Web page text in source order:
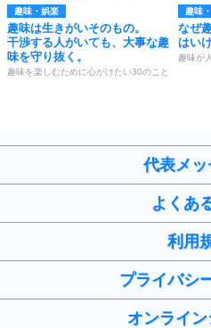
趣味・娯楽
趣味は生きがいそのもの。
干渉する人がいても、大事な趣
味を守り抜く。
趣味を楽しむために心がけたい30のこと
趣味
なぜ
はい
趣味が
代表メ
よくあ
利用
プライバシ
オンライ